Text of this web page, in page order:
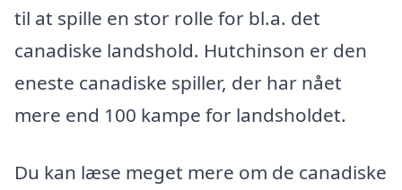
til at spille en stor rolle for bl.a. det
canadiske landshold. Hutchinson er den
eneste canadiske spiller, der har nået
mere end 100 kampe for landsholdet.
Du kan læse meget mere om de canadiske